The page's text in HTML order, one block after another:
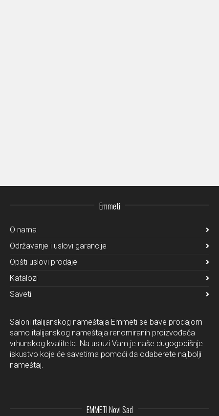
Emmeti
O nama
Održavanje i uslovi garancije
Opšti uslovi prodaje
Katalozi
Saveti
Saloni italijanskog nameštaja Emmeti se bave prodajom
samo italijanskog nameštaja renomiranih proizvođača
vrhunskog kvaliteta. Na usluzi Vam je naše dugogodišnje
iskustvo koje će savetima pomoći da odaberete najbolji
nameštaj.
EMMETI Novi Sad